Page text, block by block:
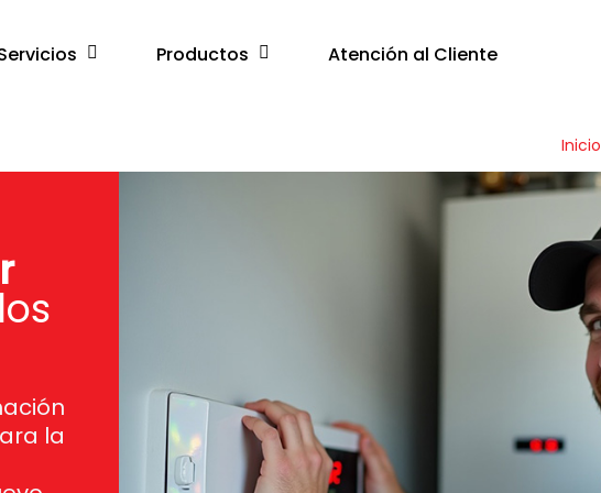
Productos Atención al Cliente
Inicio
la